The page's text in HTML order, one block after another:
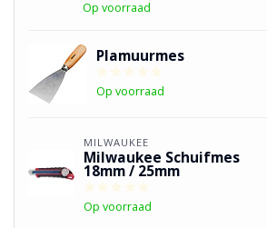
Op voorraad
Plamuurmes
Op voorraad
MILWAUKEE
Milwaukee Schuifmes
18mm / 25mm
Op voorraad